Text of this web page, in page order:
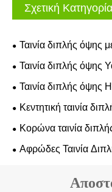
Σχετική Κατηγορία
Ταινία διπλής όψης
Ταινία διπλής όψης
Ταινία διπλής όψης
Κεντητική ταινία
Κορώνα ταινία
Αφρώδες Ταινία